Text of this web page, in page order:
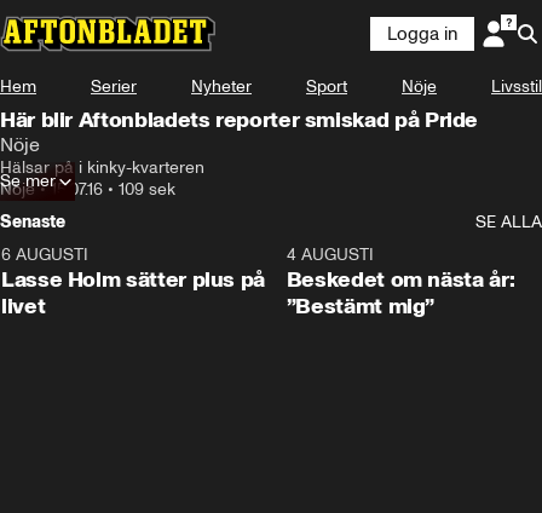
Logga in
Hem Serier Nyheter Sport Nöje Livsstil
Här blir Aftonbladets reporter smiskad på Pride
Nöje
Hälsar på i kinky-kvarteren
Nöje•15.07.16 • 109 sek
Se mer
Senaste
SE ALLA
6 AUGUSTI
Lasse Holm sätter plus på
livet
4 AUGUSTI
Beskedet om nästa år:
”Bestämt mig”